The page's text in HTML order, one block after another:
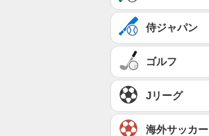
侍ジャパン
ゴルフ
Jリーグ
海外サッカー